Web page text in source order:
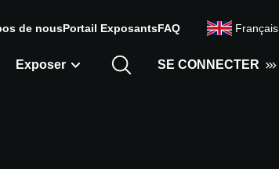
Exposer SE CONNECTER
de nousPortail ExposantsFAQ Français